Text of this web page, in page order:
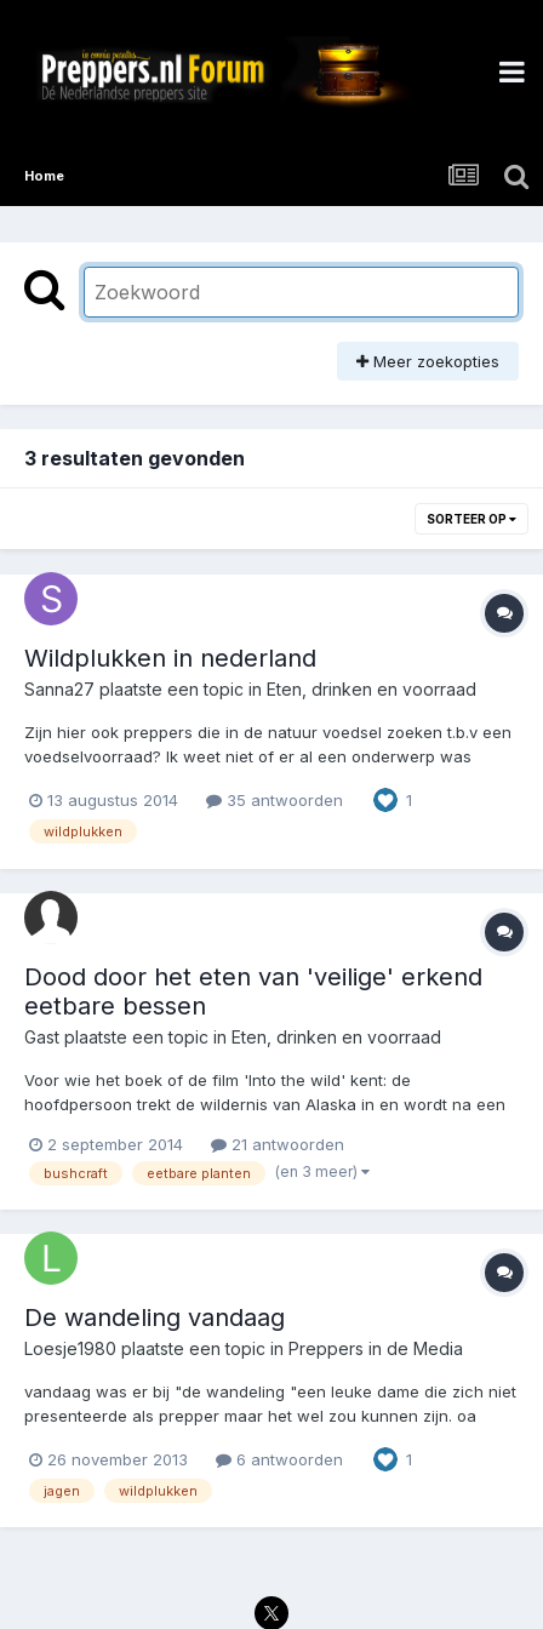
Home
Meer zoekopties
3 resultaten gevonden
SORTEER OP
Wildplukken in nederland
Sanna27 plaatste een topic in Eten, drinken en voorraad
Zijn hier ook preppers die in de natuur voedsel zoeken t.b.v een
voedselvoorraad? Ik weet niet of er al een onderwerp was
soorten bessen te vinden, zo zijn er momenteel enorm veel
bramen, o.a. vlierbessen en meidoornbessen...
13 augustus 2014 35 antwoorden 1
wildplukken
Dood door het eten van 'veilige' erkend
eetbare bessen
Gast plaatste een topic in Eten, drinken en voorraad
Voor wie het boek of de film 'Into the wild' kent: de
hoofdpersoon trekt de wildernis van Alaska in en wordt na een
duidelijk. Men vermoedde dat hij verhongerd was. Heersende
mening in Alaska is dat het gewoon een loser uit de stad was
2 september 2014 21 antwoorden
bushcraft eetbare planten (en 3 meer)
De wandeling vandaag
Loesje1980 plaatste een topic in Preppers in de Media
vandaag was er bij "de wandeling "een leuke dame die zich niet
presenteerde als prepper maar het wel zou kunnen zijn. oa
een eend vond het mooi/intressant om te zien, vast terug te
kijken bij uitzending gemist http://www.uitzend...
26 november 2013 6 antwoorden 1
jagen wildplukken